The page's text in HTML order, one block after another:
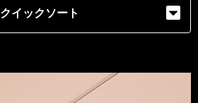
クイックソート